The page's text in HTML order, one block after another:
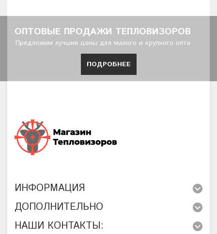
ОПТОВЫЕ ПРОДАЖИ ТЕПЛОВИЗОРОВ
Предложим лучшие цены для малого и крупного опта
ПОДРОБНЕЕ
ИНФОРМАЦИЯ
ДОПОЛНИТЕЛЬНО
НАШИ КОНТАКТЫ: